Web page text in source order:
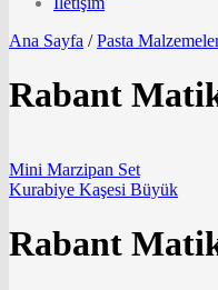
Ana Sayfa / Pasta
Rabant
Mini Marzipan Set
Kurabiye Kaşesi Büyük
Rabant